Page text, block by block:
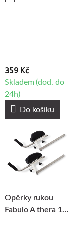
359 Kč
Skladem (dod. do
24h)
Do košíku
Opěrky rukou
Fabulo Althera 1,